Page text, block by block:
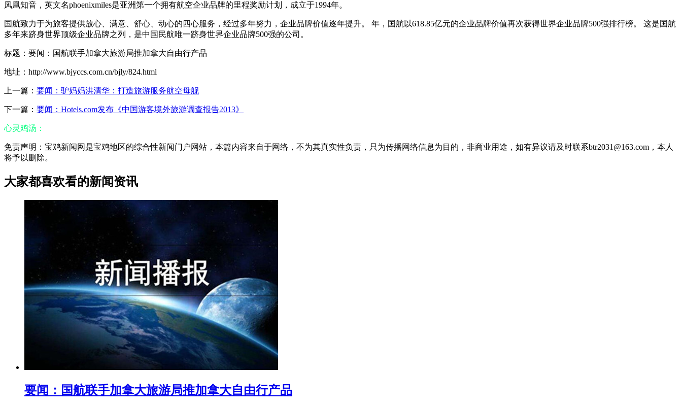
凤凰知音，英文名phoenixmiles是亚洲第一个拥有航空企业品牌的里程奖励计划，成立于1994年。
国航致力于为旅客提供放心、满意、舒心、动心的四心服务，经过多年努力，企业品牌价值逐年提升。 年，国航以618.85亿元的企业品牌价值再次获得世界企业品牌500强排行榜。 这是国航
多年来跻身世界顶级企业品牌之列，是中国民航唯一跻身世界企业品牌500强的公司。
标题：要闻：国航联手加拿大旅游局推加拿大自由行产品
地址：http://www.bjyccs.com.cn/bjly/824.html
上一篇： 要闻：驴妈妈洪清华：打造旅游服务航空母舰
下一篇： 要闻：Hotels.com发布《中国游客境外旅游调查报告2013》
心灵鸡汤：
免责声明：宝鸡新闻网是宝鸡地区的综合性新闻门户网站，本篇内容来自于网络，不为其真实性负责，只为传播网络信息为目的，非商业用途，如有异议请及时联系btr2031@163.com，本人
将予以删除。
大家都喜欢看的新闻资讯
要闻：国航联手加拿大旅游局推加拿大自由行产品